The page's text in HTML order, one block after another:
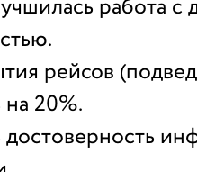
работа с
рейсов
на 20%.